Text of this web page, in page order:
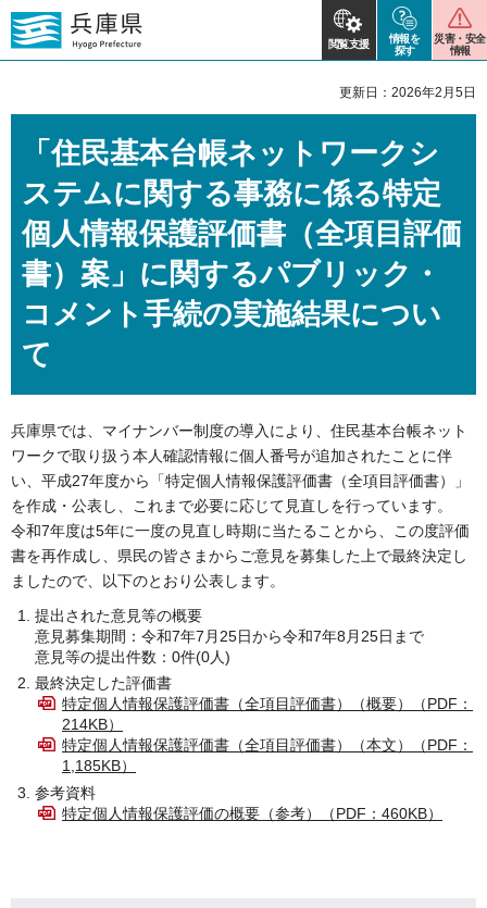
閲覧支援
情報を
探す
災害・安全
情報
更新日：2026年2月5日
「住民基本台帳ネットワークシ
ステムに関する事務に係る特定
個人情報保護評価書（全項目評価
書）案」に関するパブリック・
コメント手続の実施結果につい
て
兵庫県では、マイナンバー制度の導入により、住民基本台帳ネット
ワークで取り扱う本人確認情報に個人番号が追加されたことに伴
い、平成27年度から「特定個人情報保護評価書（全項目評価書）」
を作成・公表し、これまで必要に応じて見直しを行っています。
令和7年度は5年に一度の見直し時期に当たることから、この度評価
書を再作成し、県民の皆さまからご意見を募集した上で最終決定し
ましたので、以下のとおり公表します。
提出された意見等の概要
意見募集期間：令和7年7月25日から令和7年8月25日まで
意見等の提出件数：0件(0人)
最終決定した評価書
特定個人情報保護評価書（全項目評価書）（概要）（PDF：
214KB）
特定個人情報保護評価書（全項目評価書）（本文）（PDF：
1,185KB）
参考資料
特定個人情報保護評価の概要（参考）（PDF：460KB）